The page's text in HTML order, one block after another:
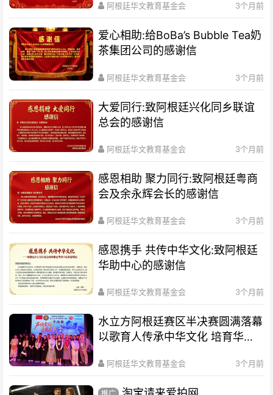
阿根廷华文教育基金会 3个月前
爱心相助:给BoBa’s Bubble Tea奶
茶集团公司的感谢信
阿根廷华文教育基金会 3个月前
大爱同行:致阿根廷兴化同乡联谊
总会的感谢信
阿根廷华文教育基金会 3个月前
感恩相助 聚力同行:致阿根廷粤商
会及余永辉会长的感谢信
阿根廷华文教育基金会 3个月前
感恩携手 共传中华文化:致阿根廷
华助中心的感谢信
阿根廷华文教育基金会 3个月前
水立方阿根廷赛区半决赛圆满落幕
以歌育人传承中华文化 培育华裔
阿根廷华文教育基金会 3个月前